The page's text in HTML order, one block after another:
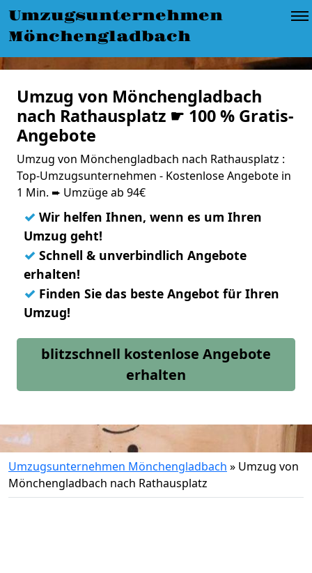
Umzugsunternehmen
Mönchengladbach
Umzug von Mönchengladbach
nach Rathausplatz ☛ 100 % Gratis-
Angebote
Umzug von Mönchengladbach nach Rathausplatz :
Top-Umzugsunternehmen - Kostenlose Angebote in
1 Min. ➨ Umzüge ab 94€
✓ Wir helfen Ihnen, wenn es um Ihren
Umzug geht!
✓ Schnell & unverbindlich Angebote
erhalten!
✓ Finden Sie das beste Angebot für Ihren
Umzug!
blitzschnell kostenlose Angebote
erhalten
Umzugsunternehmen Mönchengladbach » Umzug von
Mönchengladbach nach Rathausplatz